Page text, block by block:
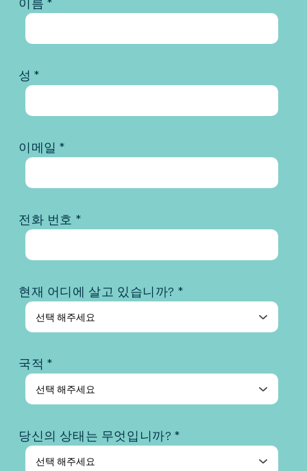
성 *
이메일 *
전화 번호 *
현재 어디에 살고 있습니까? *
국적 *
당신의 상태는 무엇입니까? *